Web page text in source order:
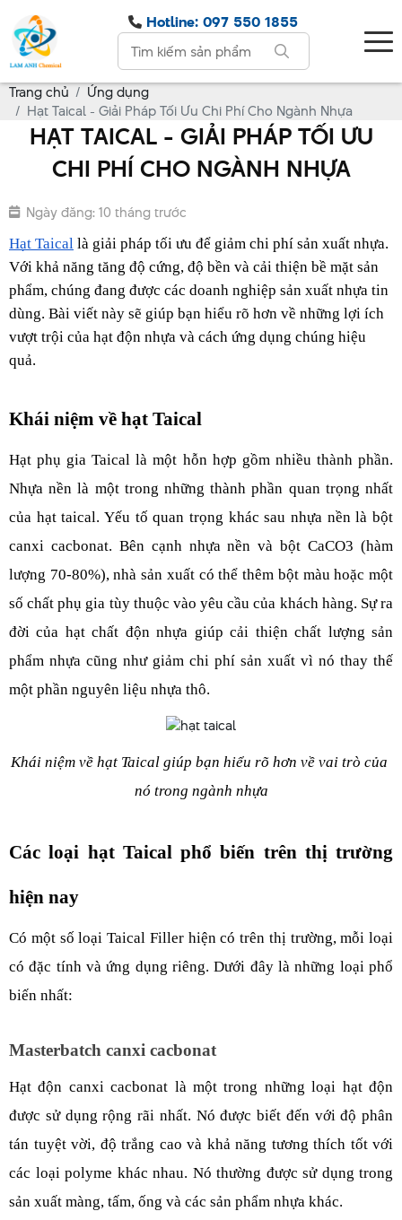
Hotline: 097 550 1855
Trang chủ
Ứng dụng
Hạt Taical - Giải Pháp Tối Ưu Chi Phí Cho Ngành Nhựa
HẠT TAICAL - GIẢI PHÁP TỐI ƯU
CHI PHÍ CHO NGÀNH NHỰA
Ngày đăng: 10 tháng trước
Hạt Taical là giải pháp tối ưu để giảm chi phí sản xuất nhựa.
Với khả năng tăng độ cứng, độ bền và cải thiện bề mặt sản
phẩm, chúng đang được các doanh nghiệp sản xuất nhựa tin
dùng. Bài viết này sẽ giúp bạn hiểu rõ hơn về những lợi ích
vượt trội của hạt độn nhựa và cách ứng dụng chúng hiệu
quả.
Khái niệm về hạt Taical
Hạt phụ gia Taical là một hỗn hợp gồm nhiều thành phần.
Nhựa nền là một trong những thành phần quan trọng nhất
của hạt taical. Yếu tố quan trọng khác sau nhựa nền là bột
canxi cacbonat. Bên cạnh nhựa nền và bột CaCO3 (hàm
lượng 70-80%), nhà sản xuất có thể thêm bột màu hoặc một
số chất phụ gia tùy thuộc vào yêu cầu của khách hàng. Sự ra
đời của hạt chất độn nhựa giúp cải thiện chất lượng sản
phẩm nhựa cũng như giảm chi phí sản xuất vì nó thay thế
một phần nguyên liệu nhựa thô.
Khái niệm về hạt Taical giúp bạn hiểu rõ hơn về vai trò của
nó trong ngành nhựa
Các loại hạt Taical phổ biến trên thị trường
hiện nay
Có một số loại Taical Filler hiện có trên thị trường, mỗi loại
có đặc tính và ứng dụng riêng. Dưới đây là những loại phổ
biến nhất:
Masterbatch canxi cacbonat
Hạt độn canxi cacbonat là một trong những loại hạt độn
được sử dụng rộng rãi nhất. Nó được biết đến với độ phân
tán tuyệt vời, độ trắng cao và khả năng tương thích tốt với
các loại polyme khác nhau. Nó thường được sử dụng trong
sản xuất màng, tấm, ống và các sản phẩm nhựa khác.